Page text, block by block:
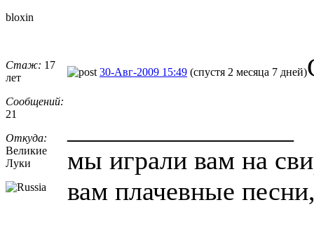
bloxin
Стаж: 17
лет
Сообщений:
21
Откуда:
Великие
Луки
30-Авг-2009 15:49 (спустя 2 месяца 7 дней)
мы играли вам на
вам плачевные